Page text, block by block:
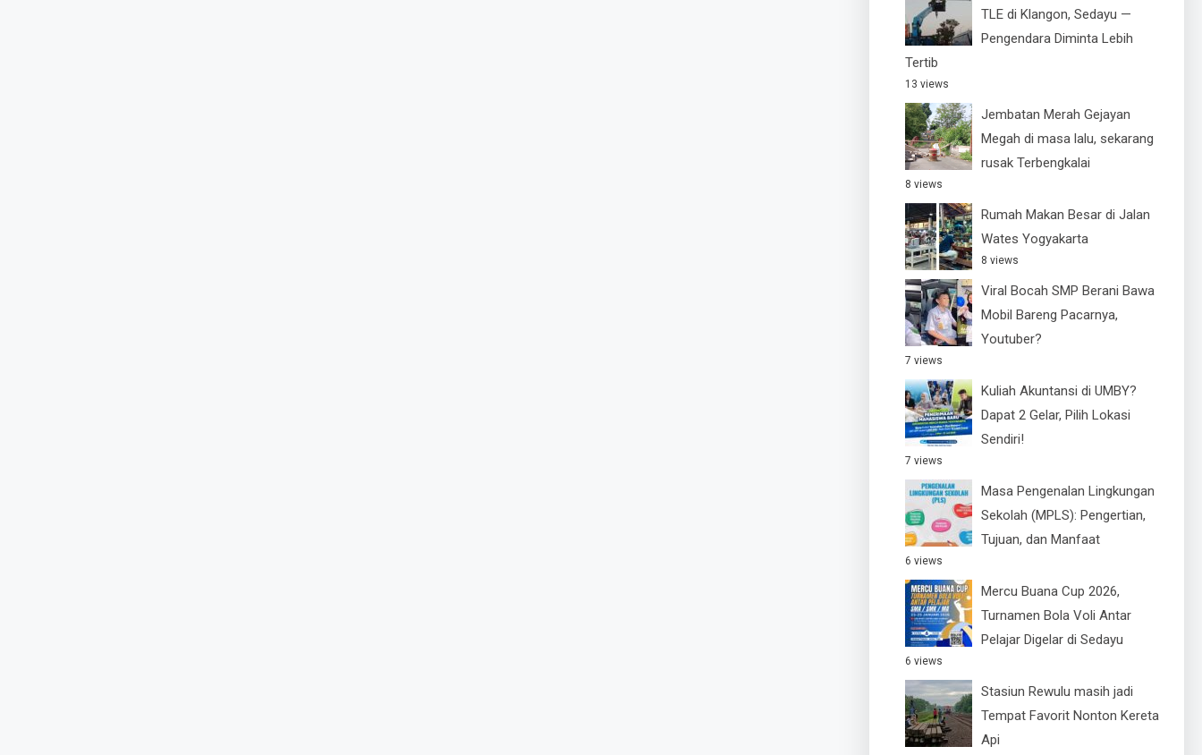
TLE di Klangon, Sedayu —
Pengendara Diminta Lebih
Tertib
13 views
Jembatan Merah Gejayan
Megah di masa lalu, sekarang
rusak Terbengkalai
8 views
Rumah Makan Besar di Jalan
Wates Yogyakarta
8 views
Viral Bocah SMP Berani Bawa
Mobil Bareng Pacarnya,
Youtuber?
7 views
Kuliah Akuntansi di UMBY?
Dapat 2 Gelar, Pilih Lokasi
Sendiri!
7 views
Masa Pengenalan Lingkungan
Sekolah (MPLS): Pengertian,
Tujuan, dan Manfaat
6 views
Mercu Buana Cup 2026,
Turnamen Bola Voli Antar
Pelajar Digelar di Sedayu
6 views
Stasiun Rewulu masih jadi
Tempat Favorit Nonton Kereta
Api